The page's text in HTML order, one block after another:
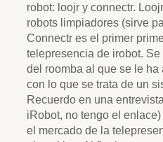
robot: loojr y connectr.
robots limpiadores (sirve
Connectr es el primer
telepresencia de irobot.
del roomba al que se le
con lo que se trata de un
Recuerdo en una
iRobot, no tengo el
el mercado de la